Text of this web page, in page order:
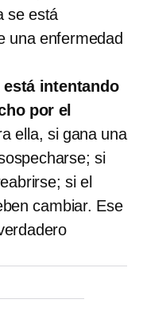
se está
una enfermedad
está intentando
por el
ella, si gana una
si
si el
cambiar. Ese